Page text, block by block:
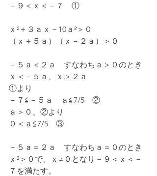
－９＜ｘ＜－７　①
ｘ²＋３ａｘ－10ａ²＞０
（ｘ＋５ａ）（ｘ－２ａ）＞０
－５ａ＜２ａ　すなわちａ＞０のとき
ｘ＜－５ａ、ｘ＞２ａ
①より
－７≦－５ａ　ａ≦7/5　②
ａ＞０、②より
０＜ａ≦7/5　③
－５ａ＝２ａ　すなわちａ＝０のとき
ｘ²＞０で、ｘ≠０となり－９＜ｘ＜－
７を満たす。